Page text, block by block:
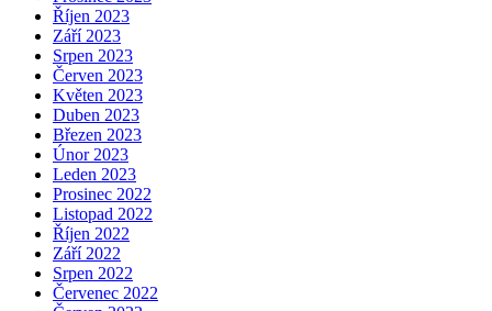
Říjen 2023
Září 2023
Srpen 2023
Červen 2023
Květen 2023
Duben 2023
Březen 2023
Únor 2023
Leden 2023
Prosinec 2022
Listopad 2022
Říjen 2022
Září 2022
Srpen 2022
Červenec 2022